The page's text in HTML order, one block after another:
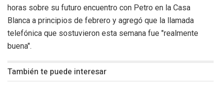
horas sobre su futuro encuentro con Petro en la Casa
Blanca a principios de febrero y agregó que la llamada
telefónica que sostuvieron esta semana fue "realmente
buena".
También te puede interesar